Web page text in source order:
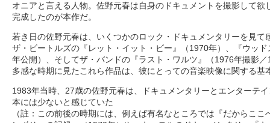
オニアと言える人物。佐野元春は自身のドキュメントを撮影して欲
完成したのが本作だ。
若き日の佐野元春は、いくつかのロック・ドキュメンタリーを見て
ザ・ビートルズの『レット・イット・ビー』（1970年）、『ウッ
年公開）、そしてザ・バンドの『ラスト・ワルツ』（1976年撮影
多感な時期に見たこれら作品は、彼にとっての音楽映像に関する基
1983年当時、27歳の佐野元春は、ドキュメンタリーとエンターテ
本には少ないと感じていた
（註：この前後の時期には、例えば有名なところでは『だからこ